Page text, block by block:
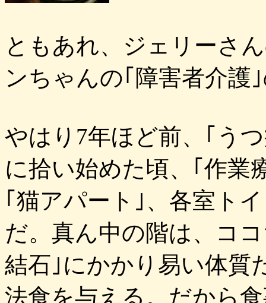
ともあれ、ジェリーさ
ンちゃんの｢障害者介護
やはり7年ほど前、｢う
に拾い始めた頃、｢作業
｢猫アパート｣、各室ト
だ。真ん中の階は、コ
結石｣にかかり易い体質
法食を与える。だから